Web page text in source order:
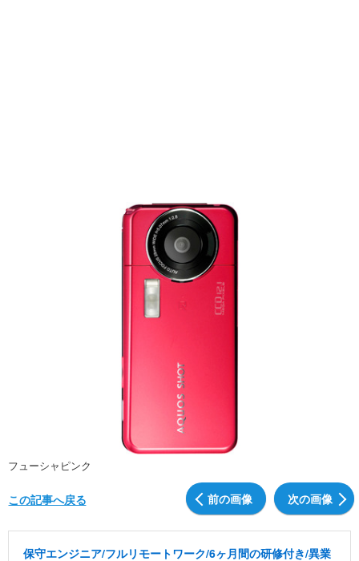
フューシャピンク
前の画像 次の画像
この記事へ戻る
保守エンジニア/フルリモートワーク/6ヶ月間の研修付き/異業